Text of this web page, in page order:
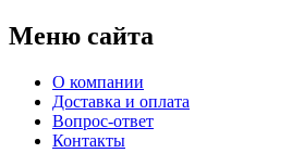
Меню сайта
О компании
Доставка и оплата
Вопрос-ответ
Контакты